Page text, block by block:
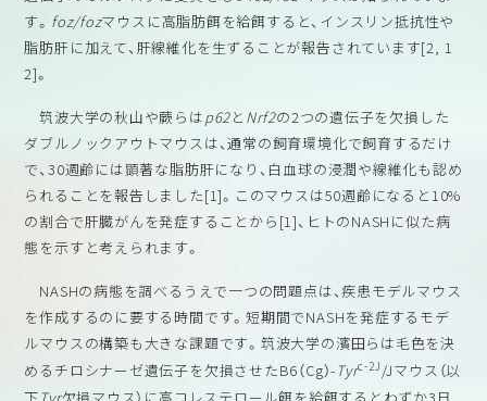
す。 foz/fozマウスに高脂肪餌を給餌すると、インスリン抵抗性や
脂肪肝に加えて、肝線維化を生ずることが報告されています[2, 1
2]。
筑波大学の秋山や蕨らはp62と Nrf2の2つの遺伝子を欠損した
ダブルノックアウトマウスは、通常の飼育環境化で飼育するだけ
で、30週齢には顕著な脂肪肝になり、白血球の浸潤や線維化も認め
られることを報告しました[1]。このマウスは50週齢になると10%
の割合で肝臓がんを発症することから[1]、ヒトのNASHに似た病
態を示すと考えられます。
NASHの病態を調べるうえで一つの問題点は、疾患モデルマウス
を作成するのに要する時間です。短期間でNASHを発症するモデ
ルマウスの構築も大きな課題です。筑波大学の濱田らは毛色を決
めるチロシナーゼ遺伝子を欠損させたB6（Cg）-Tyrc-2J /Jマウス（以
下Tyr欠損マウス）に高コレステロール餌を給餌するとわずか3日